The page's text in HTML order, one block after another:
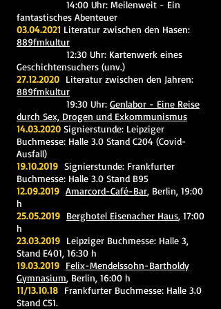
14:00 Uhr: Meilenweit - Ein
fantastisches Abenteuer
03.04.2021 Literatur zwischen den Hasen:
889fmkultur
12:30 Uhr: Kartenwerk eines
Geschichtensuchers (unv.)
27.12.2020 Literatur zwischen den Jahren:
889fmkultur
19:30 Uhr: Genlabor - Eine Reise
durch Sex, Drogen und Exkommunismus
14.03.2020 Signierstunde: Leipziger
Buchmesse: Halle 3.0 Stand C204 (Covid-
Ausfall)
19.10.2019 Signierstunde: Frankfurter
Buchmesse: Halle 3.0 Stand B95
12.09.2019 Amarcord-Café-Bar, Berlin, 19:00
h
25.05.2019 Berghotel Eisenacher Haus, 17:00
h
23.03.2019 Leipziger Buchmesse: Halle 3,
Stand E401, 16:30 h
19.03.2019 Felix-Mendelssohn-Bartholdy
Gymnasium, Berlin, 16:00 h
11/13.10.18 Frankfurter Buchmesse: Halle 3.0
Stand C51.